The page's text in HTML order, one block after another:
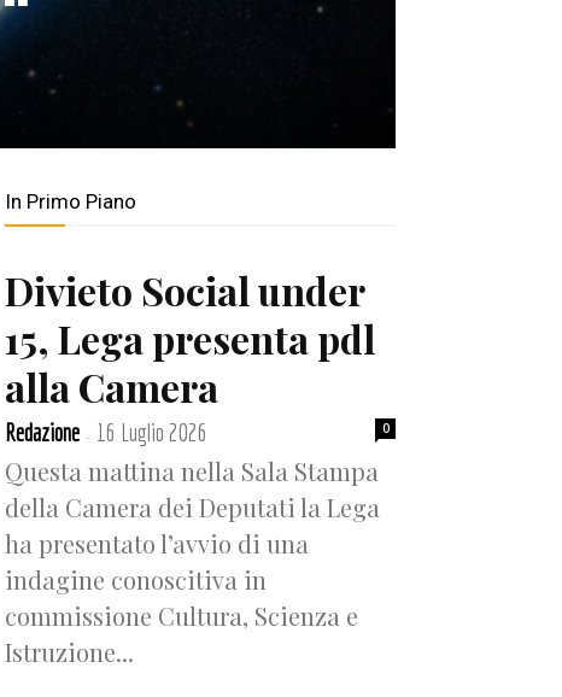
In Primo Piano
Divieto Social under
15, Lega presenta pdl
alla Camera
Redazione - 16 Luglio 2026 0
Questa mattina nella Sala Stampa
della Camera dei Deputati la Lega
ha presentato l’avvio di una
indagine conoscitiva in
commissione Cultura, Scienza e
Istruzione...